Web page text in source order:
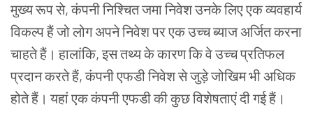
मुख्य रूप से, कंपनी निश्चित जमा निवेश उनके लिए एक व्यवहार्य
विकल्प हैं जो लोग अपने निवेश पर एक उच्च ब्याज अर्जित करना
चाहते हैं। हालांकि, इस तथ्य के कारण कि वे उच्च प्रतिफल
प्रदान करते हैं, कंपनी एफडी निवेश से जुड़े जोखिम भी अधिक
होते हैं। यहां एक कंपनी एफडी की कुछ विशेषताएं दी गई हैं।